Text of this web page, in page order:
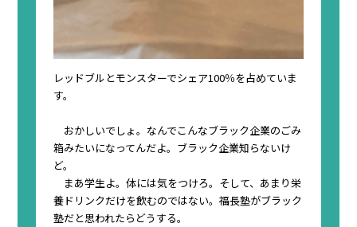
レッドブルとモンスターでシェア100％を占めていま
す。
おかしいでしょ。なんでこんなブラック企業のごみ
箱みたいになってんだよ。 ブラック企業知らないけ
ど。
まあ学生よ。体には気をつけろ。そして、あまり栄
養ドリンクだけを飲むのではない。福長塾がブラック
塾だと思われたらどうする。